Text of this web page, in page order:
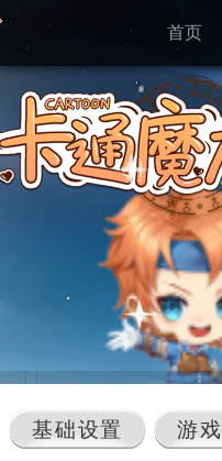
首页
基础设置 游